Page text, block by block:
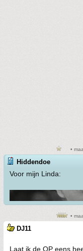
•
Hiddendoe
Voor mijn Linda:
•
DJ11
Laat ik de OP eens